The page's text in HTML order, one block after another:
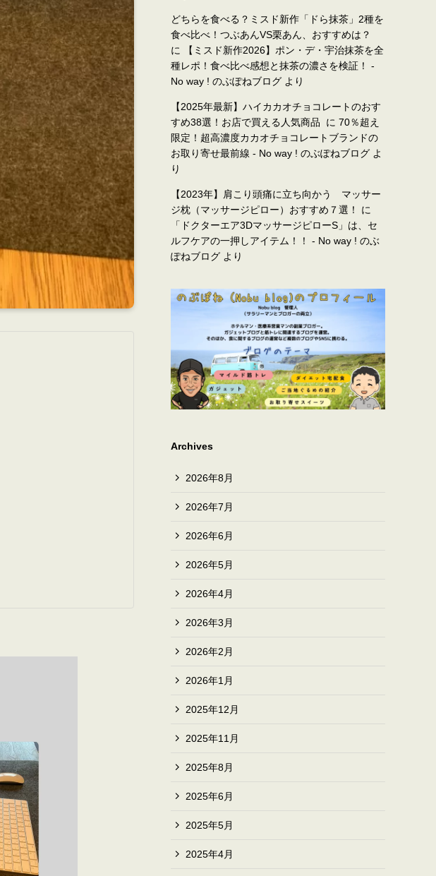
どちらを食べる？ミスド新作「ドら抹茶」2種を
食べ比べ！つぶあんVS栗あん、おすすめは？
に
【ミスド新作2026】ポン・デ・宇治抹茶を全
種レポ！食べ比べ感想と抹茶の濃さを検証！ -
No way ! のぶぽねブログ より
【2025年最新】ハイカカオチョコレートのおす
すめ38選！お店で買える人気商品
に 70％超え
限定！超高濃度カカオチョコレートブランドの
お取り寄せ最前線 - No way ! のぶぽねブログ よ
り
【2023年】肩こり頭痛に立ち向かう マッサー
ジ枕（マッサージピロー）おすすめ７選！
に
「ドクターエア3DマッサージピローS」は、セ
ルフケアの一押しアイテム！！ - No way ! のぶ
ぽねブログ より
Archives
2026年8月
2026年7月
2026年6月
2026年5月
2026年4月
2026年3月
2026年2月
2026年1月
2025年12月
2025年11月
2025年8月
2025年6月
2025年5月
2025年4月